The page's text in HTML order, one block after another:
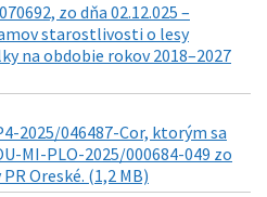
zo dňa 02.12.025 –
starostlivosti o lesy
na obdobie rokov 2018–2027
2025/046487-Cor, ktorým sa
MI-PLO-2025/000684-049 zo
Oreské. (1,2 MB)